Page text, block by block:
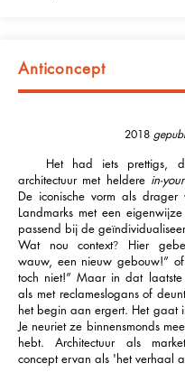
Anticoncept
2018
Het had iets prettigs,
architectuur met heldere in-
De iconische vorm als drager
Landmarks met een
passend bij de
Wat nou context?
Hier
wauw, een nieuw gebouw!”
toch niet!” Maar in dat
als met reclameslogans of
het begin aan ergert. Het gaat
Je neuriet ze binnensmonds
hebt. Architectuur als
concept ervan als 'het verhaal